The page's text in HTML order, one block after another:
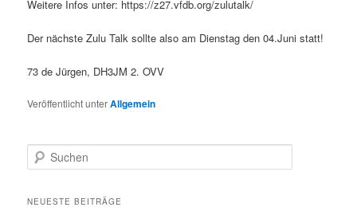
Weitere Infos unter: https://z27.vfdb.org/zulutalk/
Der nächste Zulu Talk sollte also am Dienstag den 04.Juni statt!
73 de Jürgen, DH3JM 2. OVV
Veröffentlicht unterAllgemein
u
h
NEUESTE BEITRÄGE